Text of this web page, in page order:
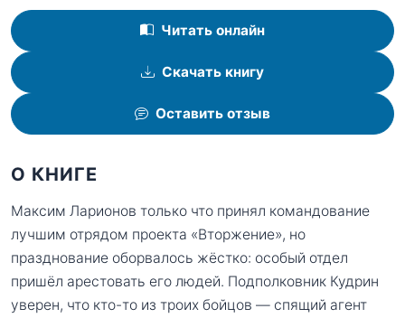
Читать онлайн
Скачать книгу
Оставить отзыв
О КНИГЕ
Максим Ларионов только что принял командование
лучшим отрядом проекта «Вторжение», но
празднование оборвалось жёстко: особый отдел
пришёл арестовать его людей. Подполковник Кудрин
уверен, что кто-то из троих бойцов — спящий агент